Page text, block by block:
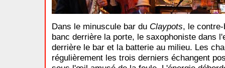
Dans le minuscule bar du Claypots, le
banc derrière la porte, le saxophoniste dans
derrière le bar et la batterie au milieu. Les
régulièrement les trois derniers échangent